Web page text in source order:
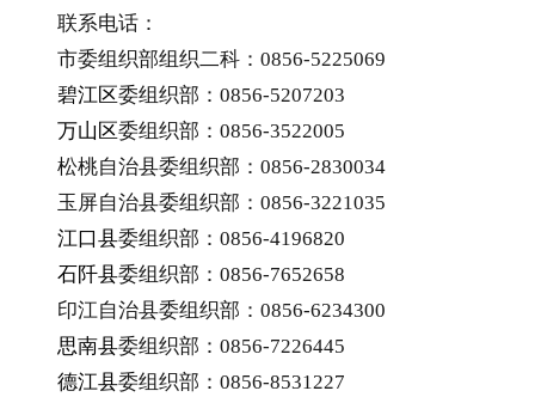
联系电话：
市委组织部组织二科：0856-5225069
碧江区委组织部：0856-5207203
万山区委组织部：0856-3522005
松桃自治县委组织部：0856-2830034
玉屏自治县委组织部：0856-3221035
江口县委组织部：0856-4196820
石阡县委组织部：0856-7652658
印江自治县委组织部：0856-6234300
思南县委组织部：0856-7226445
德江县委组织部：0856-8531227